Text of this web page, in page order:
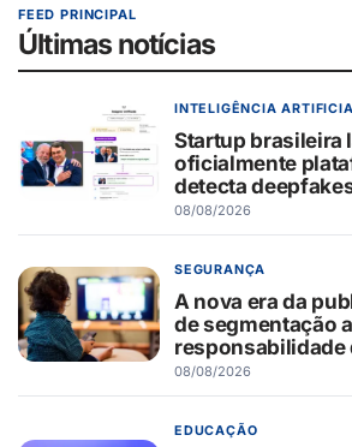
FEED PRINCIPAL
Últimas notícias
INTELIGÊNCIA
Startup brasileira
oficialmente
detecta
08/08/2026
SEGURANÇA
A nova era da
de segmentação a
responsabilidade
08/08/2026
EDUCAÇÃO